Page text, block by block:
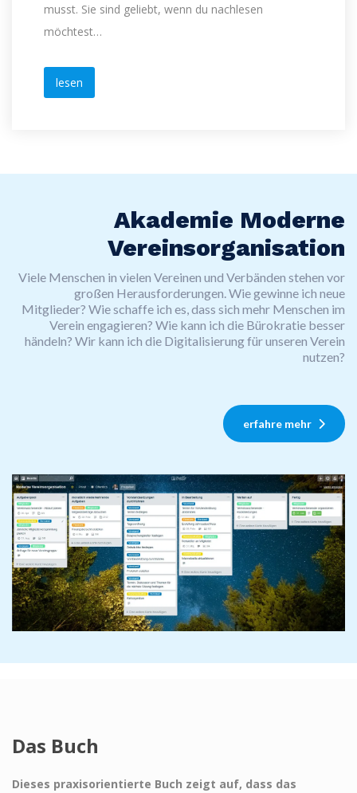
musst. Sie sind geliebt, wenn du nachlesen
möchtest…
lesen
Akademie Moderne
Vereinsorganisation
Viele Menschen in vielen Vereinen und Verbänden stehen vor
großen Herausforderungen. Wie gewinne ich neue
Mitglieder? Wie schaffe ich es, dass sich mehr Menschen im
Verein engagieren? Wie kann ich die Bürokratie besser
händeln? Wir kann ich die Digitalisierung für unseren Verein
nutzen?
erfahre mehr
Das Buch
Dieses praxisorientierte Buch zeigt auf, dass das